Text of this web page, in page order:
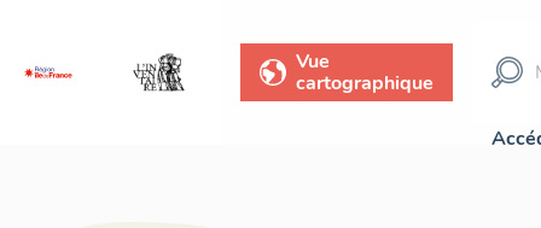
Vue
cartographique